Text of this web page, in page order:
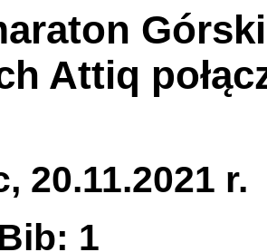
Attiq
20.11.2021 r.
1